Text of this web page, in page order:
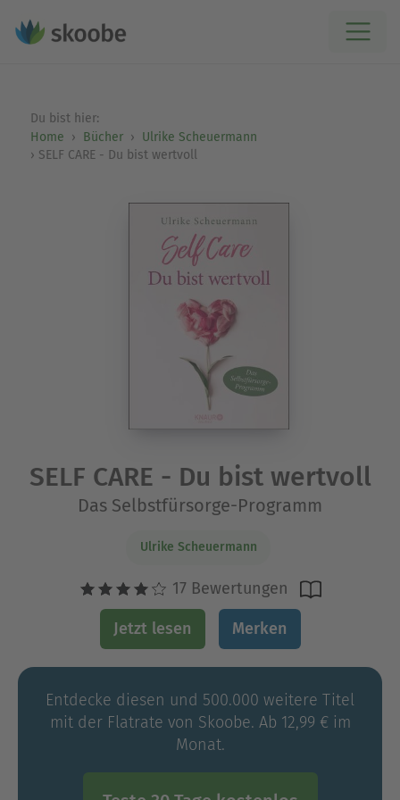
Du bist hier:
Home
Bücher
Ulrike Scheuermann
SELF CARE - Du bist wertvoll
SELF CARE - Du bist wertvoll
Das Selbstfürsorge-Programm
Ulrike Scheuermann
17 Bewertungen
Jetzt lesen Merken
Entdecke diesen und 500.000 weitere Titel
mit der Flatrate von Skoobe. Ab 12,99 € im
Monat.